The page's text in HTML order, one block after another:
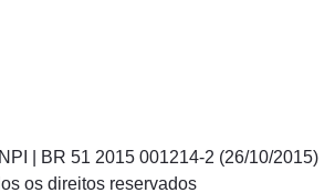
| BR 51 2015 001214-2 (26/10/2015)
os direitos reservados